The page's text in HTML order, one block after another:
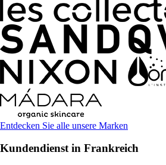
Entdecken Sie alle unsere Marken
Kundendienst in Frankreich